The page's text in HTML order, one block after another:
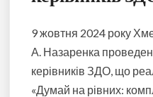
9 жовтня 2024 року
А. Назаренка
керівників ЗДО, що
«Думай на рівних: